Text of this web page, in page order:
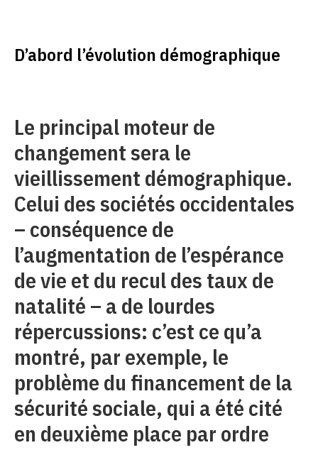
D’abord l’évolution démographique
Le principal moteur de
changement sera le
vieillissement démographique.
Celui des sociétés occidentales
– conséquence de
l’augmentation de l’espérance
de vie et du recul des taux de
natalité – a de lourdes
répercussions: c’est ce qu’a
montré, par exemple, le
problème du financement de la
sécurité sociale, qui a été cité
en deuxième place par ordre